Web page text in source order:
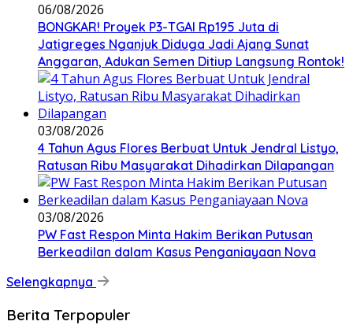
06/08/2026
BONGKAR! Proyek P3-TGAI Rp195 Juta di
Jatigreges Nganjuk Diduga Jadi Ajang Sunat
Anggaran, Adukan Semen Ditiup Langsung Rontok!
03/08/2026
4 Tahun Agus Flores Berbuat Untuk Jendral Listyo,
Ratusan Ribu Masyarakat Dihadirkan Dilapangan
03/08/2026
PW Fast Respon Minta Hakim Berikan Putusan
Berkeadilan dalam Kasus Penganiayaan Nova
Selengkapnya
Berita Terpopuler